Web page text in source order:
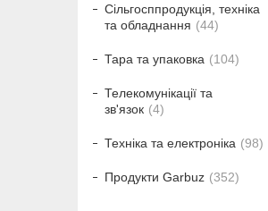
Сільгосппродукція, техніка
та обладнання
44
Тара та упаковка 104
Телекомунікації та
зв'язок
4
Техніка та електроніка 98
Продукти Garbuz 352